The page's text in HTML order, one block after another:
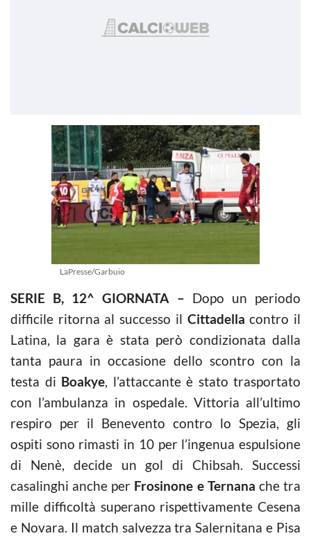
LaPresse/Garbuio
SERIE B, 12^ GIORNATA – Dopo un periodo
difficile ritorna al successo il Cittadella contro il
Latina, la gara è stata però condizionata dalla
tanta paura in occasione dello scontro con la
testa di Boakye, l’attaccante è stato trasportato
con l’ambulanza in ospedale. Vittoria all’ultimo
respiro per il Benevento contro lo Spezia, gli
ospiti sono rimasti in 10 per l’ingenua espulsione
di Nenè, decide un gol di Chibsah. Successi
casalinghi anche per Frosinone e Ternana che tra
mille difficoltà superano rispettivamente Cesena
e Novara. Il match salvezza tra Salernitana e Pisa